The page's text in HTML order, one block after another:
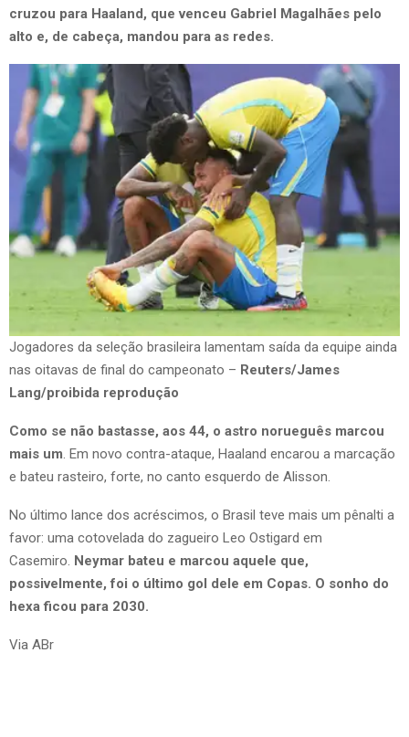
cruzou para Haaland, que venceu Gabriel Magalhães pelo
alto e, de cabeça, mandou para as redes.
Jogadores da seleção brasileira lamentam saída da equipe ainda
nas oitavas de final do campeonato – Reuters/James
Lang/proibida reprodução
Como se não bastasse, aos 44, o astro norueguês marcou
mais um. Em novo contra-ataque, Haaland encarou a marcação
e bateu rasteiro, forte, no canto esquerdo de Alisson.
No último lance dos acréscimos, o Brasil teve mais um pênalti a
favor: uma cotovelada do zagueiro Leo Ostigard em
Casemiro. Neymar bateu e marcou aquele que,
possivelmente, foi o último gol dele em Copas. O sonho do
hexa ficou para 2030.
Via ABr